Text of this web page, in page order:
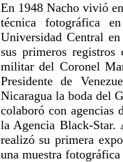
En 1948 Nacho vivió
técnica fotográfica
Universidad Central
sus primeros
militar del Coronel
Presidente de
Nicaragua la boda del
colaboró con agencias
la Agencia Black-Star.
realizó su primera
una muestra